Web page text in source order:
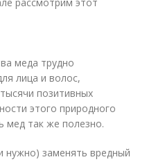
меда трудно
лица и волос,
позитивных
этого природного
мед так же полезно.
заменять вредный